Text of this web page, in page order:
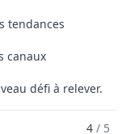
tendances
canaux
défi à relever.
/ Chargée
4 / 5